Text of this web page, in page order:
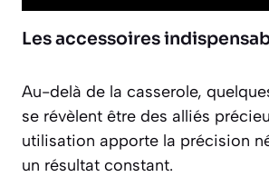
Les accessoires
Au-delà de la casserole,
se révèlent être des alliés
utilisation apporte la précision
un résultat constant.